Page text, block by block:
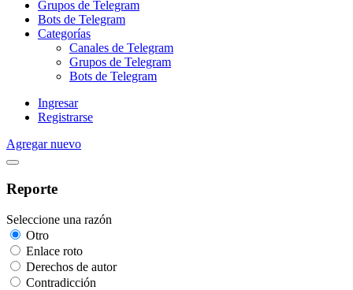
Grupos de Telegram
Bots de Telegram
Categorías
Canales de Telegram
Grupos de Telegram
Bots de Telegram
Ingresar
Registrarse
Agregar nuevo
Reporte
Seleccione una razón
Otro
Enlace roto
Derechos de autor
Contradicción